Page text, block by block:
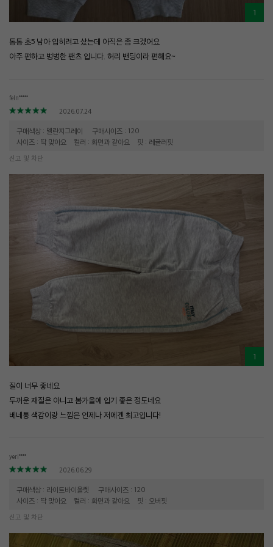
1
통통 초5 남아 입히려고 샀는데 아직은 좀 크겠어요
아주 편하고 벙벙한 팬츠 입니다. 허리 밴딩이라 편해요~
feln*****
2026.07.24
구매색상 : 멜란지그레이
구매사이즈 : 120
사이즈 : 딱 맞아요
컬러 : 화면과 같아요 핏 : 레귤러핏
신고 및 차단
1
질이 너무 좋네요
두꺼운 재질은 아니고 봄가을에 입기 좋은 정도네요
베네통 색감이랑 느낌은 언제나 저에겐 최고입니다!
yeri****
2026.06.29
구매색상 : 라이트바이올렛
구매사이즈 : 120
사이즈 : 딱 맞아요
컬러 : 화면과 같아요 핏 : 오버핏
신고 및 차단